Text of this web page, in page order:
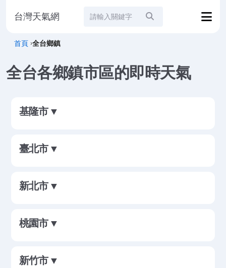
台灣天氣網 站內搜尋
首頁 ›全台鄉鎮
全台各鄉鎮市區的即時天氣
基隆市 ▼
臺北市 ▼
新北市 ▼
桃園市 ▼
新竹市 ▼